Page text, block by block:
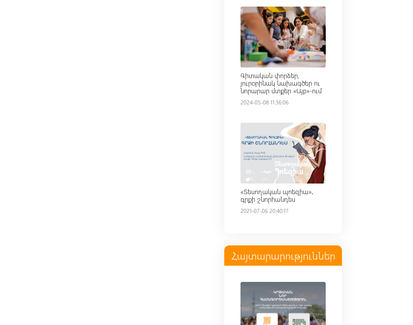
Read more
Գիտական փորձեր,
յուրօրինակ նախագծեր ու
նորարար մտքեր «Այբ»-ում
2024-05-08 11:36:06
«Տեսողական պոեզիա»․
գրքի շնորհանդես
2021-07-06 20:40:17
Հայտարարություններ